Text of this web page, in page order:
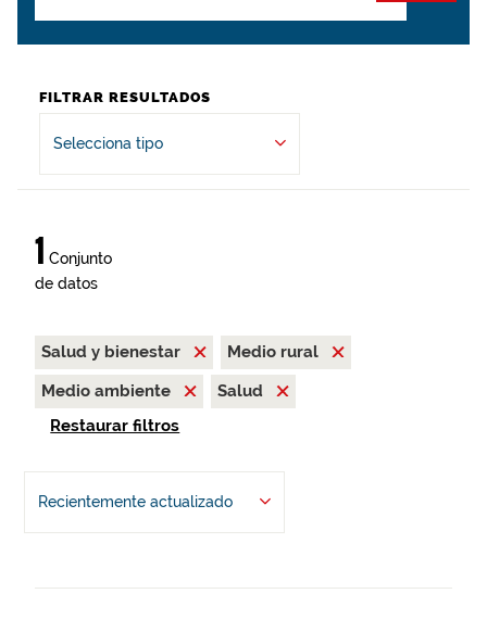
FILTRAR RESULTADOS
Selecciona tipo
1 Conjunto
de datos
Salud y bienestar
Medio rural
Medio ambiente
Salud
Restaurar filtros
Recientemente actualizado